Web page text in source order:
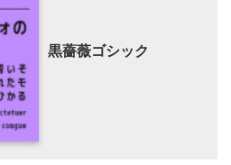
黒薔薇ゴシック